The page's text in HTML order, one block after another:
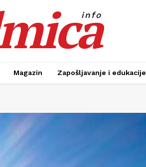
info
Magazin Zapošljavanje i edukacije